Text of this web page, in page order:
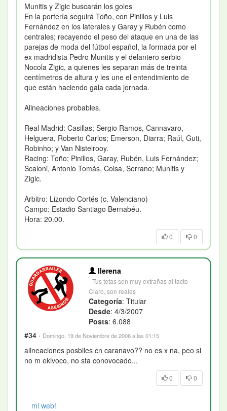
Munitis y Zigic buscarán los goles
En la portería seguirá Toño, con Pinillos y Luis
Fernández en los laterales y Garay y Rubén como
centrales; recayendo el peso del ataque en una de las
parejas de moda del fútbol español, la formada por el
ex madridista Pedro Munitis y el delantero serbio
Nocola Zigic, a quienes les separan más de treinta
centímetros de altura y les une el entendimiento de
que están haciendo gala cada jornada.
Alineaciones probables.
Real Madrid: Casillas; Sergio Ramos, Cannavaro,
Helguera, Roberto Carlos; Emerson, Diarra; Raúl, Guti,
Robinho; y Van Nistelrooy.
Racing: Toño; Pinillos, Garay, Rubén, Luis Fernández;
Scaloni, Antonio Tomás, Colsa, Serrano; Munitis y
Zigic.
Arbitro: Lizondo Cortés (c. Valenciano)
Campo: Estadio Santiago Bernabéu.
Hora: 20.00.
0 0
llerena
- Tus tetas son muy extrañas al tacto -
Claro, son reales
Categoría: Titular
Desde: 4/3/2007
Posts: 6.088
#34 · Domingo, 19 de Noviembre de 2006 a las 01:15
alineaciones posbiles cn caranavo?? no es x na, peo si
no m ekivoco, no sta conovocado...
0 0
mi web!